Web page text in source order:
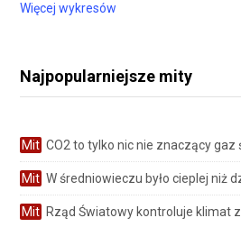
Więcej wykresów
Najpopularniejsze mity
Mit CO2 to tylko nic nie znaczący gaz
Mit W średniowieczu było cieplej niż
Mit Rząd Światowy kontroluje klimat